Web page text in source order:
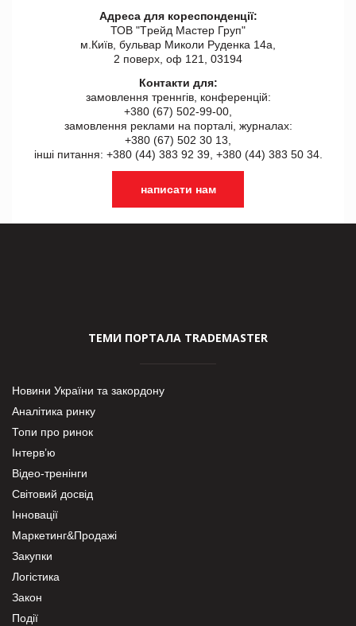
Адреса для кореспонденції:
ТОВ "Tрейд Мастер Груп"
м.Київ, бульвар Миколи Руденка 14а,
2 поверх, оф 121, 03194
Контакти для:
замовлення треннгів, конференцій:
+380 (67) 502-99-00,
замовлення реклами на порталі, журналах:
+380 (67) 502 30 13,
інші питання: +380 (44) 383 92 39, +380 (44) 383 50 34.
написати нам
ТЕМИ ПОРТАЛА TRADEMASTER
Новини України та закордону
Аналітика ринку
Топи про ринок
Інтерв’ю
Відео-тренінги
Світовий досвід
Інновації
Маркетинг&Продажі
Закупки
Логістика
Закон
Події